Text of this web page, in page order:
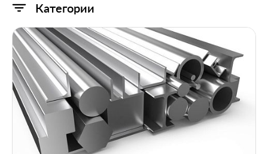
Категории